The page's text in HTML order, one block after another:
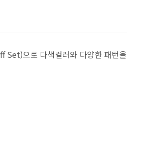
Set)으로 다색컬러와 다양한 패턴을